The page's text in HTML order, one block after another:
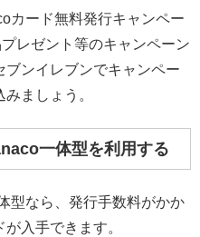
カード無料発行キャンペー
レゼント等のキャンペーン
ブンイレブンでキャンペー
ましょう。
一体型を利用する
型なら、発行手数料がかか
入手できます。